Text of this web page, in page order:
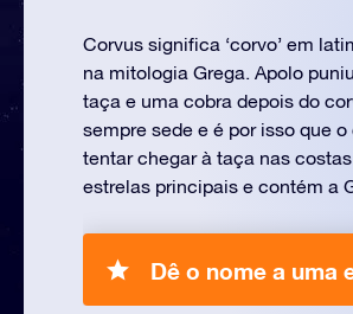
Corvus significa ‘corvo’ em
na mitologia Grega. Apolo
taça e uma cobra depois do
sempre sede e é por isso que
tentar chegar à taça nas
estrelas principais e contém a
Dê o nome a uma